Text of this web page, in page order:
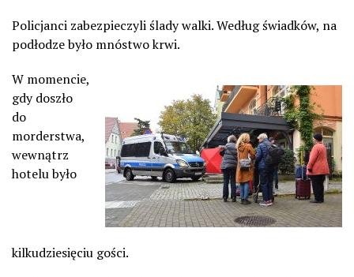
Policjanci zabezpieczyli ślady walki. Według świadków, na
podłodze było mnóstwo krwi.
W momencie,
gdy doszło
do
morderstwa,
wewnątrz
hotelu było
kilkudziesięciu gości.